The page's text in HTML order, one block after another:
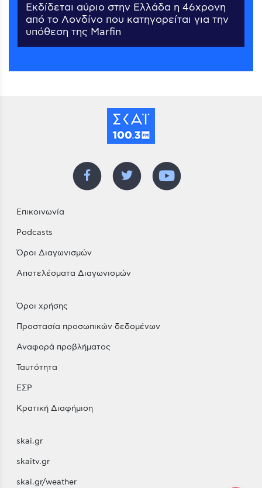
Εκδίδεται αύριο στην Ελλάδα η 46χρονη
από το Λονδίνο που κατηγορείται για την
υπόθεση της Marfin
Επικοινωνία
Podcasts
Όροι Διαγωνισμών
Αποτελέσματα Διαγωνισμών
Όροι χρήσης
Προστασία προσωπικών δεδομένων
Αναφορά προβλήματος
Ταυτότητα
ΕΣΡ
Κρατική Διαφήμιση
skai.gr
skaitv.gr
skai.gr/weather